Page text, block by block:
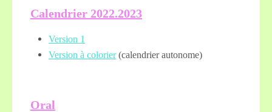
Calendrier 2022.2023
Version 1
Version à colorier(calendrier autonome)
Oral